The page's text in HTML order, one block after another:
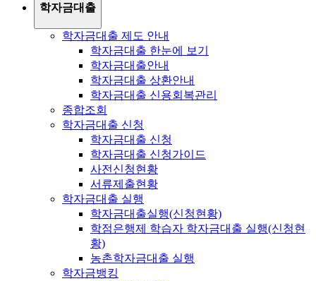
학자금대출
학자금대출 제도 안내
학자금대출 한눈에 보기
학자금대출안내
학자금대출 상환안내
학자금대출 신용회복관리
종합조회
학자금대출 신청
학자금대출 신청
학자금대출 신청가이드
사전신청현황
서류제출현황
학자금대출 실행
학자금대출실행(신청현황)
학점은행제 학습자 학자금대출 실행(신청현
황)
농촌학자금대출 실행
학자금뱅킹